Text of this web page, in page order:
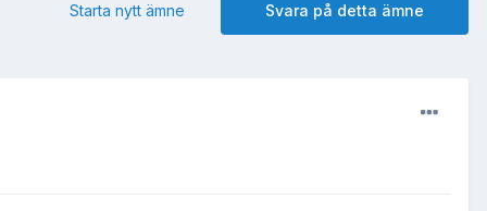
Svara på detta ämne
Starta nytt ämne